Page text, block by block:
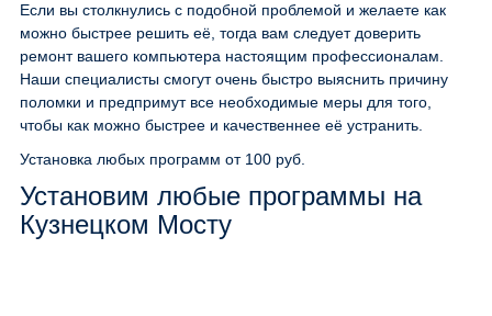
Если вы столкнулись с подобной проблемой и желаете как
можно быстрее решить её, тогда вам следует доверить
ремонт вашего компьютера настоящим профессионалам.
Наши специалисты смогут очень быстро выяснить причину
поломки и предпримут все необходимые меры для того,
чтобы как можно быстрее и качественнее её устранить.
Установка любых программ от 100 руб.
Установим любые программы на
Кузнецком Мосту